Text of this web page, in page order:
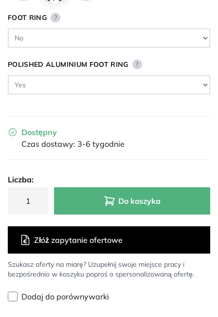
FOOT RING ?
POLISHED ALUMINIUM FOOT RING ?
Dostępny
Czas dostawy: 3-6 tygodnie
Liczba:
Do koszyka
Szukasz oferty na miarę? Uzupełnij swoje miejsce pracy i
bezpośrednio w koszyku poproś o spersonalizowaną ofertę.
Złóż zapytanie ofertowe
Dodaj do porównywarki